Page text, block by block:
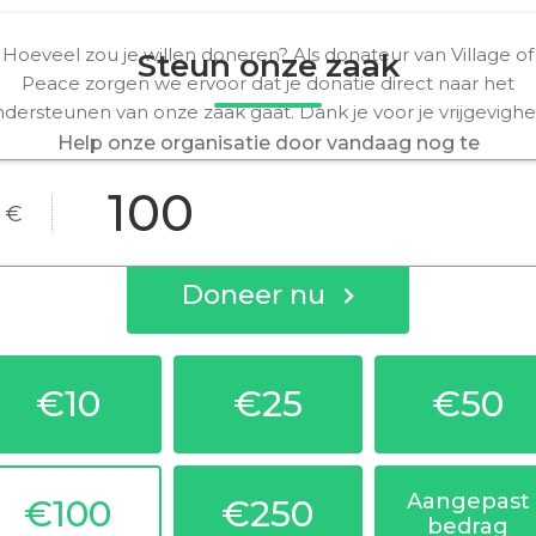
Steun onze zaak
Help onze organisatie door vandaag nog te
maken van een verschil voor onze zaak.
Doneer nu
Hoeveel zou je willen doneren? Als donateur van Village of
Peace zorgen we ervoor dat je donatie direct naar het
van onze zaak gaat. Dank je voor je
€
€10 €25 €50
€100 €250
Aangepast
bedrag